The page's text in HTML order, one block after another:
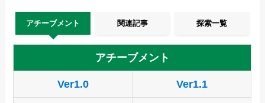
アチーブメント 関連記事 探索一覧
アチーブメント
Ver1.0 Ver1.1